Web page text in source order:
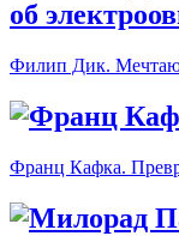
Филип Дик.
Франц Кафка.